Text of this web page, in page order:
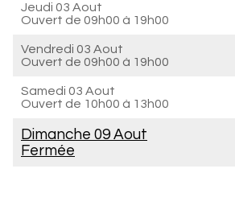
Jeudi 03 Aout
Ouvert de 09h00 à 19h00
Vendredi 03 Aout
Ouvert de 09h00 à 19h00
Samedi 03 Aout
Ouvert de 10h00 à 13h00
Dimanche 09 Aout
Fermée